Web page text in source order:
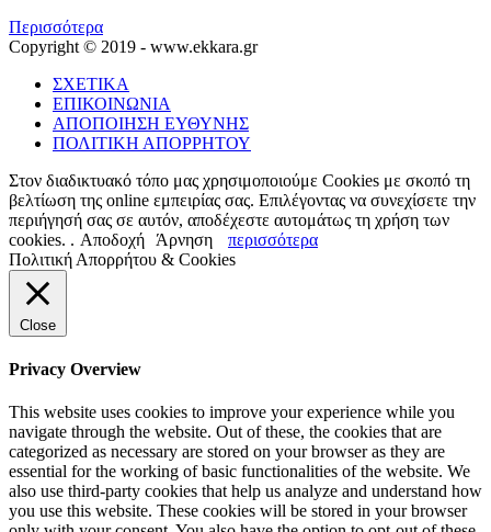
Περισσότερα
Copyright © 2019 - www.ekkara.gr
ΣΧΕΤΙΚΑ
ΕΠΙΚΟΙΝΩΝΙΑ
ΑΠΟΠΟΙΗΣΗ ΕΥΘΥΝΗΣ
ΠΟΛΙΤΙΚΗ ΑΠΟΡΡΗΤΟΥ
Στον διαδικτυακό τόπο μας χρησιμοποιούμε Cookies με σκοπό τη
βελτίωση της online εμπειρίας σας. Επιλέγοντας να συνεχίσετε την
περιήγησή σας σε αυτόν, αποδέχεστε αυτομάτως τη χρήση των
cookies. . Αποδοχή Άρνηση
περισσότερα
Πολιτική Απορρήτου & Cookies
Close
Privacy Overview
This website uses cookies to improve your experience while you
navigate through the website. Out of these, the cookies that are
categorized as necessary are stored on your browser as they are
essential for the working of basic functionalities of the website. We
also use third-party cookies that help us analyze and understand how
you use this website. These cookies will be stored in your browser